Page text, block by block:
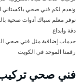
ونقدم لكم فني صحي باكستاني
نوفر معلم سباك أدوات صحية
دقة وابداع
خدمات إضافية مثل فني صحي
رقمنا الموحد في الكويت
فني صحي تركيب